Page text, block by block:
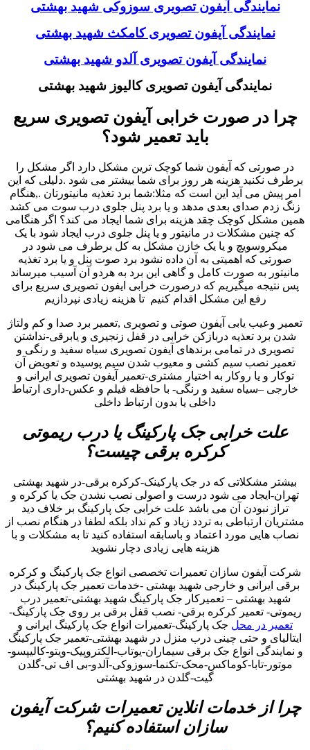
نمایندگی آیفون تصویری سوزوکی شهید بهشتی
نمایندگی آیفون تصویری کامکث شهید بهشتی
نمایندگی آیفون تصویری آلدو شهید بهشتی
نمایندگی آیفون تصویری کالیوز شهید بهشتی
چرا در صورت خرابی آیفون تصویری سریع
باید تعمیر شود؟
در صورتی که آیفون شما کوچک ترین مشکل دارد اگر مشکل را
برطرف نکنید هزینه هر روز برای شما بیشتر می شود .دلیلی که این
امر پیش می آید این است که مثلا:شما برد تغذیه مانیتورتان .,هنگام
زنگ زدم صدای بعدی مدهد و یا برد پنل جلوی درب سوت می کشد
همین مشکل کوچک چقد هزینه برای شما ایجاد می کند؟ اگر هنگامی
که چنین مشکلات در مانیتور و یا پنل جلوی درب ایجاد شود با یک
میکروسویچ و یا یک خازن مشکل به کل برطرف می شود در
صورتی که اهمیتی به آن داده نشود برد صوت پنل و یا برد تغذیه
مانیتور به صورت کامل و گاهی این برد به هردو آن آسیب میرساند
پس نتیجه میگیریم که درصورت خرابی ایفون تصویری سریع برای
رفع این مشکل اقدام کنیم تا هزینه زیادی نپردازیم
تعمیر وعیب یابی آیفون صوتی و تصویری ,تعمیر برد صدا و کم ولتاژ
شدن برد تعذیه دربازکن خرابی در قفل زنجیری و یابرقی-نداشتن
تصویری در تمامی برندهای آیفون تصویری سیاه سفید و رنگی و
تعمیر نصب سیم کشی و معیوب شدن سیم پوسیده و تعویض آن
توکار و یا روکار به اختیار مشتری-تعمیر آیفون تصویری ایرانی و
خارجی –سیاه سفید و رنگی- با حافظه فیلم و عکس-داری ارتباط
داخلی یا بدون ارتباط داخلی
علت خرابی جک پارکینگ یا درب ریموتی
کرکره برقی چیست؟
بیشتر مشکلاتی که در جک پارکینک-کرکره برقی-در شهید بهشتی
تهران-ایجاد می شود درست و اصولی نصب نشدن جک یا کرکره و
تراز نبودن آن می باشد علت خرابی جک پارکینگ بر خلاف دید
مشتریان ارتباطی به تردد زیاد و کم نداد بلکه لطفا در هنگام نصب از
نصاب هایی مورد اعتماد و باسابقه استفاده کنید تا به مشکلات و با
هزینه هایی زیادی دچار نشوید
شرکت آیفون سازان تعمیرات تخصصی انواع جک پارکینگ و کرکره
برقی ایرانی و خارجی شهید بهشتی -خدمات تعمیر جک پارکینگ در
شهید بهشتی – تعمیرکار جک پارکینگ شهید بهشتی-تعمیر درب
ریموتی- تعمیر کرکره برقی- نصب قفل برقی بر روی جک پارکینگ-
تعمیر در محل جک پارکینگ-تعمیرات انواع جک پارکینگ ایرانی و
ایتالیای و حتی چینی درب منزل در شهید بهشتی-تعمیر جک پارکینگ
و نمایندگی انواع جک برقی سیماران-یوتاب-الکتروپیک-ویتو-کالیپسو-
موتور-تابا-کوماکس-محک-تکنما-سوزوکی-آلدو-بی اف تی-گلدن
گیت-گلدن در شهید بهشتی
چرا از خدمات انلاین تعمیرات شرکت آیفون
سازان استفاده کنیم؟